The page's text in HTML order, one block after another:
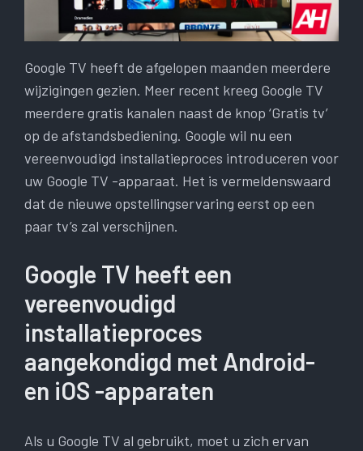
Google TV heeft de afgelopen maanden meerdere
wijzigingen gezien. Meer recent kreeg Google TV
meerdere gratis kanalen naast de knop ‘Gratis tv’
op de afstandsbediening. Google wil nu een
vereenvoudigd installatieproces introduceren voor
uw Google TV -apparaat. Het is vermeldenswaard
dat de nieuwe opstellingservaring eerst op een
paar tv’s zal verschijnen.
Google TV heeft een
vereenvoudigd
installatieproces
aangekondigd met Android-
en iOS -apparaten
Als u Google TV al gebruikt, moet u zich ervan